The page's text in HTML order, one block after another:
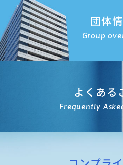
団体
Group
よくある
Frequently